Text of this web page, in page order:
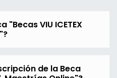
"Becas VIU ICETEX
de la Beca